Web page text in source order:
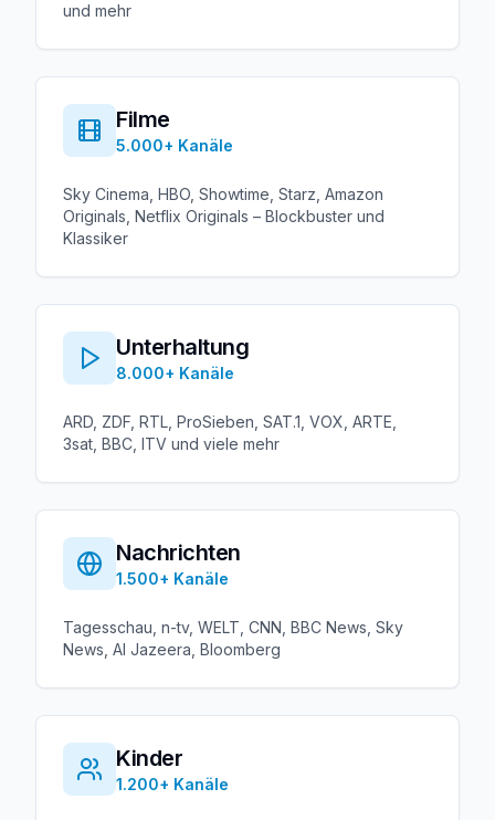
und mehr
Filme
5.000+ Kanäle
Sky Cinema, HBO, Showtime, Starz, Amazon
Originals, Netflix Originals – Blockbuster und
Klassiker
Unterhaltung
8.000+ Kanäle
ARD, ZDF, RTL, ProSieben, SAT.1, VOX, ARTE,
3sat, BBC, ITV und viele mehr
Nachrichten
1.500+ Kanäle
Tagesschau, n-tv, WELT, CNN, BBC News, Sky
News, Al Jazeera, Bloomberg
Kinder
1.200+ Kanäle